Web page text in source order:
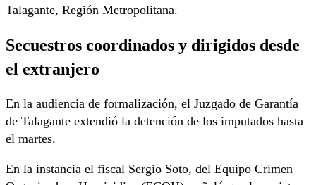
Talagante, Región Metropolitana.
Secuestros coordinados y dirigidos desde
el extranjero
En la audiencia de formalización, el Juzgado de Garantía
de Talagante extendió la detención de los imputados hasta
el martes.
En la instancia el fiscal Sergio Soto, del Equipo Crimen